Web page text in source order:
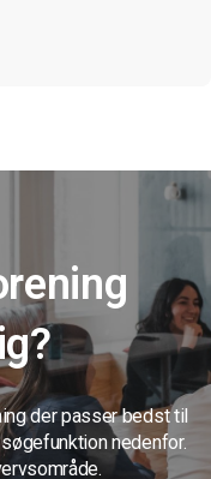
der passer bedst til
nedenfor.